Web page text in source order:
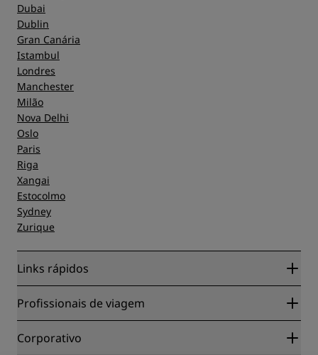
Dubai
Dublin
Gran Canária
Istambul
Londres
Manchester
Milão
Nova Delhi
Oslo
Paris
Riga
Xangai
Estocolmo
Sydney
Zurique
Links rápidos
Radisson Rewards
Blog
Destinos
Profissionais de viagem
Parceiros
Corporativo